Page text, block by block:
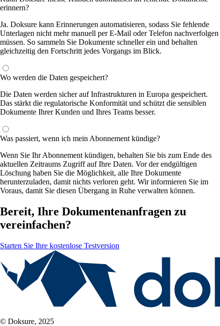
erinnern?
Ja. Doksure kann Erinnerungen automatisieren, sodass Sie fehlende
Unterlagen nicht mehr manuell per E-Mail oder Telefon nachverfolgen
müssen. So sammeln Sie Dokumente schneller ein und behalten
gleichzeitig den Fortschritt jedes Vorgangs im Blick.
Wo werden die Daten gespeichert?
Die Daten werden sicher auf Infrastrukturen in Europa gespeichert.
Das stärkt die regulatorische Konformität und schützt die sensiblen
Dokumente Ihrer Kunden und Ihres Teams besser.
Was passiert, wenn ich mein Abonnement kündige?
Wenn Sie Ihr Abonnement kündigen, behalten Sie bis zum Ende des
aktuellen Zeitraums Zugriff auf Ihre Daten. Vor der endgültigen
Löschung haben Sie die Möglichkeit, alle Ihre Dokumente
herunterzuladen, damit nichts verloren geht. Wir informieren Sie im
Voraus, damit Sie diesen Übergang in Ruhe verwalten können.
Bereit, Ihre Dokumentenanfragen zu
vereinfachen?
Starten Sie Ihre kostenlose Testversion
© Doksure, 2025